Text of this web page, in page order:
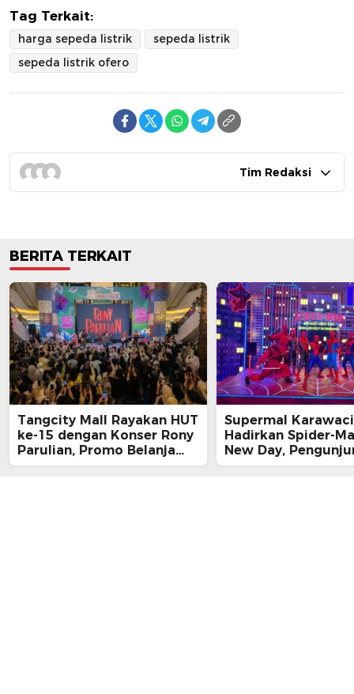
Tag Terkait:
harga sepeda listrik
sepeda listrik
sepeda listrik ofero
Tim Redaksi
BERITA TERKAIT
Tangcity Mall Rayakan HUT
ke-15 dengan Konser Rony
Parulian, Promo Belanja
hingga Festival Komunitas
Supermal Karawaci
Hadirkan Spider-
New Day,
Main, Bertemu